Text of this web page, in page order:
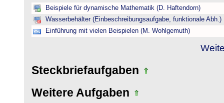
Beispiele für dynamische Mathematik (D. Haftendorn)
Wasserbehälter (Einbeschreibungsaufgabe, funktionale Abh.)
Einführung mit vielen Beispielen (M. Wohlgemuth)
Steckbriefaufgaben
Weitere Aufgaben